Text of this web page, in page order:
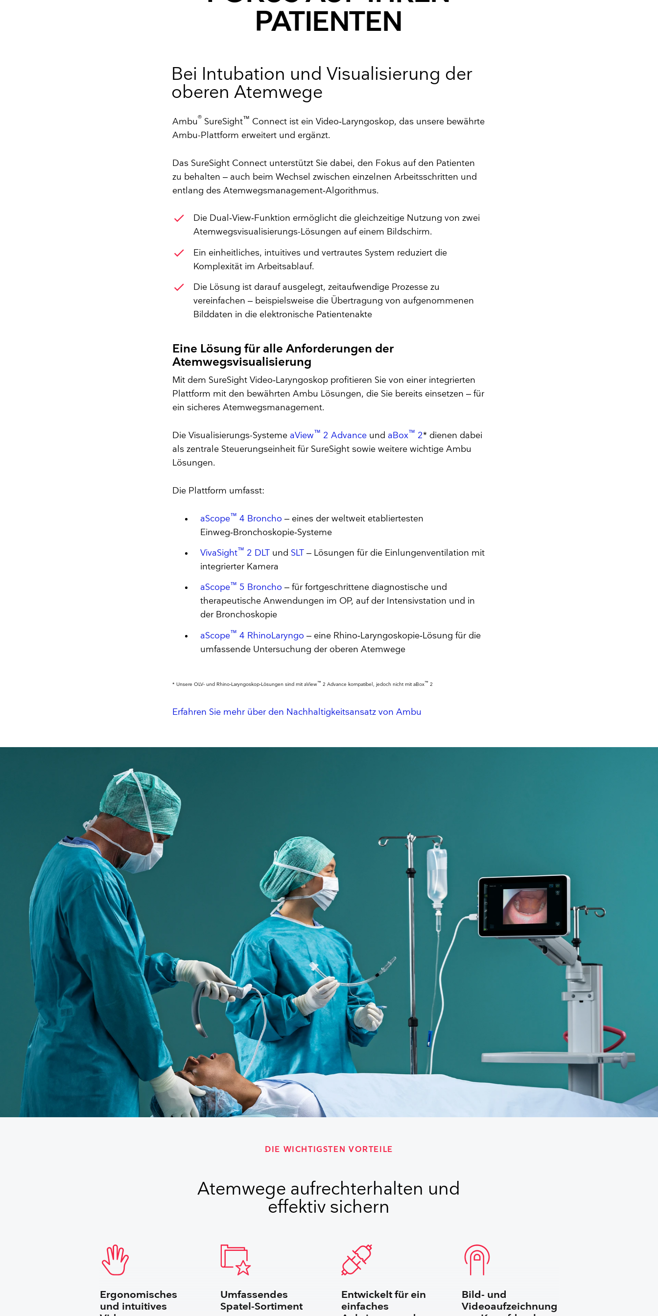
PATIENTEN
Bei Intubation und Visualisierung der
oberen Atemwege
Ambu®SureSight™ Connect ist ein Video‑Laryngoskop, das unsere bewährte
Ambu-Plattform erweitert und ergänzt.
Das SureSight Connect unterstützt Sie dabei, den Fokus auf den Patienten
zu behalten – auch beim Wechsel zwischen einzelnen Arbeitsschritten und
entlang des Atemwegsmanagement‑Algorithmus.
check
Die Dual‑View‑Funktion ermöglicht die gleichzeitige Nutzung von zwei
Atemwegsvisualisierungs-Lösungen auf einem Bildschirm.
check
Ein einheitliches, intuitives und vertrautes System reduziert die
Komplexität im Arbeitsablauf.
check
Die Lösung ist darauf ausgelegt, zeitaufwendige Prozesse zu
vereinfachen – beispielsweise die Übertragung von aufgenommenen
Bilddaten in die elektronische Patientenakte
Eine Lösung für alle Anforderungen der
Atemwegsvisualisierung
​Mit dem SureSight Video‑Laryngoskop profitieren Sie von einer integrierten
Plattform mit den bewährten Ambu Lösungen, die Sie bereits einsetzen – für
ein sicheres Atemwegsmanagement.
Die Visualisierungs-Systeme aView™ 2 Advanceund aBox™ 2* dienen dabei
als zentrale Steuerungseinheit für SureSight sowie weitere wichtige Ambu
Lösungen.
Die Plattform umfasst:
aScope™ 4 Broncho – eines der weltweit etabliertesten
Einweg‑Bronchoskopie‑Systeme
VivaSight™ 2 DLT und SLT – Lösungen für die Einlungenventilation mit
integrierter Kamera
aScope™ 5 Broncho – für fortgeschrittene diagnostische und
therapeutische Anwendungen im OP, auf der Intensivstation und in
der Bronchoskopie
aScope™ 4 RhinoLaryngo – eine Rhino‑Laryngoskopie‑Lösung für die
umfassende Untersuchung der oberen Atemwege
* Unsere OLV‑ und Rhino‑Laryngoskop‑Lösungen sind mit aView™2 Advance kompatibel, jedoch nicht mit aBox™2
Erfahren Sie mehr über den Nachhaltigkeitsansatz von Ambu
DIE WICHTIGSTEN VORTEILE
Atemwege aufrechterhalten und
effektiv sichern
Ergonomisches
und intuitives
Umfassendes
Spatel-Sortiment
Entwickelt für ein
einfaches
Bild- und
Videoaufzeichnung